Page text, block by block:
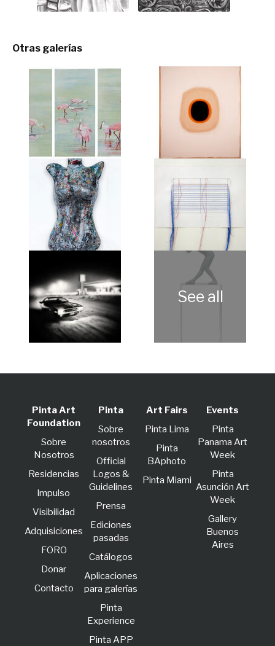
Otras galerías
Pinta Art
Foundation
Sobre
Nosotros
Residencias
lmpulso
Visibilidad
Adquisiciones
FORO
Donar
Contacto
Pinta
Sobre
nosotros
Official
Logos &
Guidelines
Prensa
Ediciones
pasadas
Catálogos
Aplicaciones
para galerías
Pinta
Experience
Pinta APP
Art Fairs
Pinta Lima
Pinta
BAphoto
Pinta Miami
Events
Pinta
Panama Art
Week
Pinta
Asunción Art
Week
Gallery
Buenos
Aires